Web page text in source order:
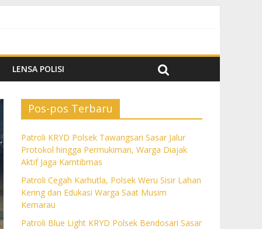
Cegah Karhutla
LENSA POLISI
Pos-pos Terbaru
Patroli KRYD Polsek Tawangsari Sasar Jalur
Protokol hingga Permukiman, Warga Diajak
Aktif Jaga Kamtibmas
Patroli Cegah Karhutla, Polsek Weru Sisir Lahan
Kering dan Edukasi Warga Saat Musim
Kemarau
Patroli Blue Light KRYD Polsek Bendosari Sasar